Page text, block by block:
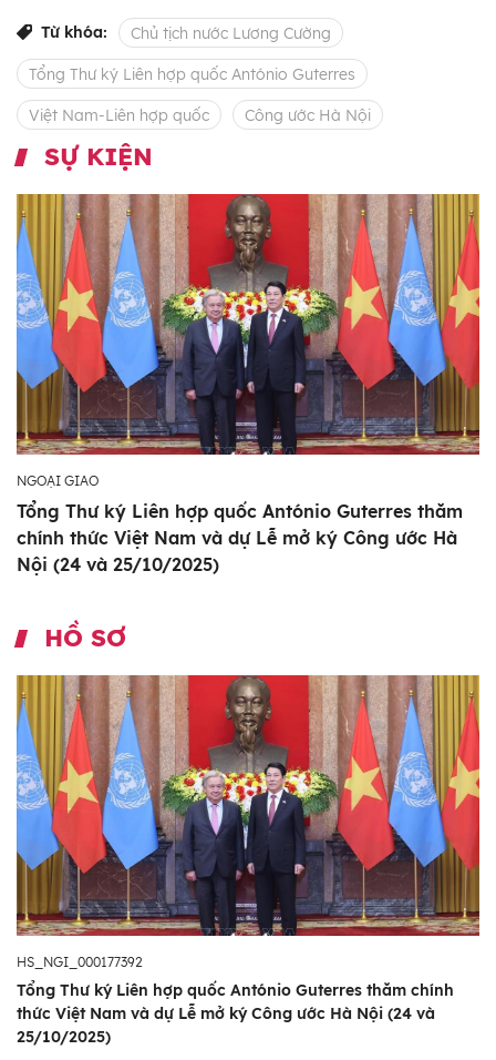
Từ khóa: Chủ tịch nước Lương Cường
Tổng Thư ký Liên hợp quốc António Guterres
Việt Nam-Liên hợp quốc Công ước Hà Nội
SỰ KIỆN
NGOẠI GIAO
Tổng Thư ký Liên hợp quốc António Guterres thăm
chính thức Việt Nam và dự Lễ mở ký Công ước Hà
Nội (24 và 25/10/2025)
HỒ SƠ
HS_NGI_000177392
Tổng Thư ký Liên hợp quốc António Guterres thăm chính
thức Việt Nam và dự Lễ mở ký Công ước Hà Nội (24 và
25/10/2025)